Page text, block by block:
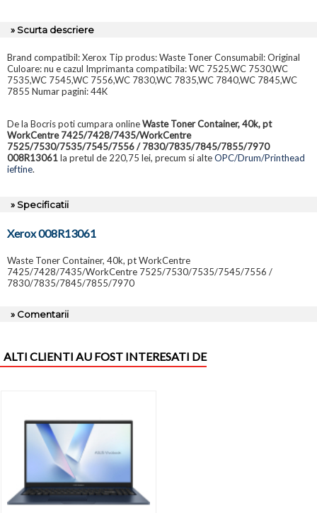
» Scurta descriere
Brand compatibil: Xerox Tip produs: Waste Toner Consumabil: Original
Culoare: nu e cazul Imprimanta compatibila: WC 7525,WC 7530,WC
7535,WC 7545,WC 7556,WC 7830,WC 7835,WC 7840,WC 7845,WC
7855 Numar pagini: 44K
De la Bocris poti cumpara onlineWaste Toner Container, 40k, pt
WorkCentre 7425/7428/7435/WorkCentre
7525/7530/7535/7545/7556 / 7830/7835/7845/7855/7970
008R13061la pretul de 220,75 lei, precum si alteOPC/Drum/Printhead
ieftine.
» Specificatii
Xerox 008R13061
Waste Toner Container, 40k, pt WorkCentre
7425/7428/7435/WorkCentre 7525/7530/7535/7545/7556 /
7830/7835/7845/7855/7970
» Comentarii
ALTI CLIENTI AU FOST INTERESATI DE